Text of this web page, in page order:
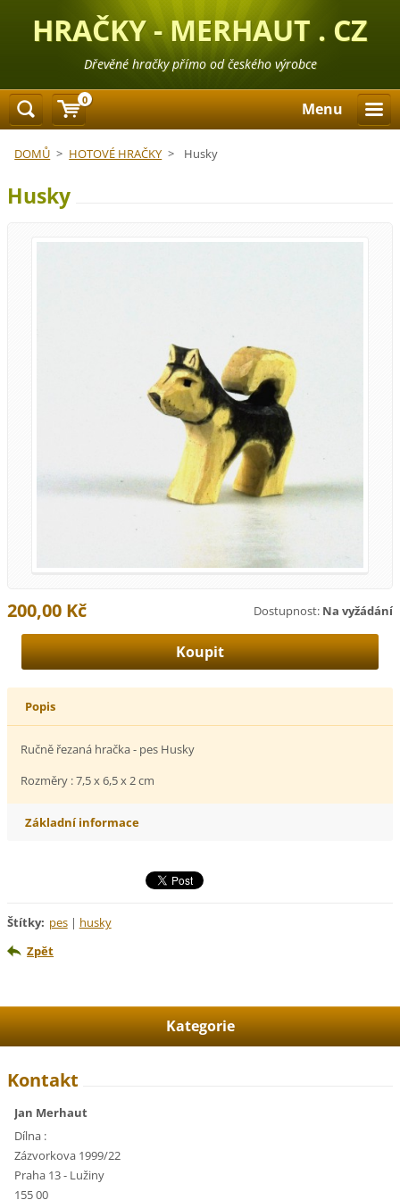
HRAČKY - MERHAUT . CZ
Dřevěné hračky přímo od českého výrobce
Menu
DOMŮ > HOTOVÉ HRAČKY > Husky
Husky
Dostupnost: Na vyžádání
200,00 Kč
Popis
Ručně řezaná hračka - pes Husky
Rozměry : 7,5 x 6,5 x 2 cm
Základní informace
Štítky: pes | husky
Zpět
Kategorie
Kontakt
Jan Merhaut
Dílna :
Zázvorkova 1999/22
Praha 13 - Lužiny
155 00
0